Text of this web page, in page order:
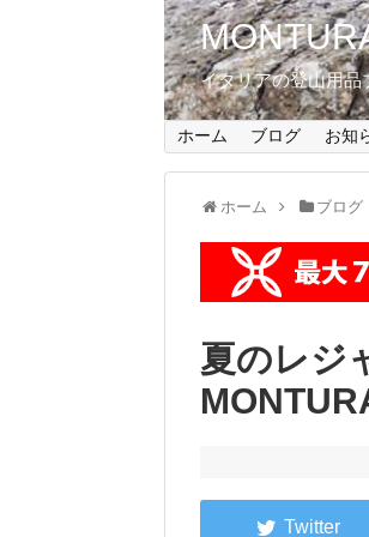
イタリアの登山用
ホーム ブログ お知
ホーム ブログ
夏のレジ